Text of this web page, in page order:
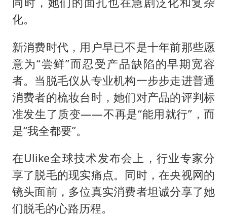
化。
新消费时代，用户早已不是十年前那些愿
意为“尝鲜”而忍受产品缺陷的早期宽容
者。当脱毛仪从专业机构一步步走进普通
消费者的梳妆台时，她们对产品的评判标
准发生了质变——不再是“能用就行”，而
是“我全都要”。
在Ulike全球技术发布会上，行业专家分
享了脱毛的现实痛点。同时，在央视网的
镜头面前，多位真实消费者坦诚分享了她
们脱毛的心路历程。